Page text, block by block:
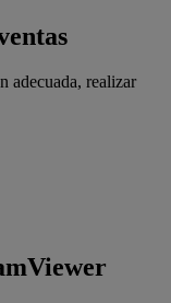
adecuada, realizar